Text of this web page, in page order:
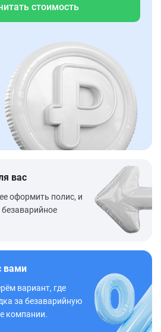
стоимость
вас
оформить полис, и
вами
вариант, где
за безаварийную
компании.